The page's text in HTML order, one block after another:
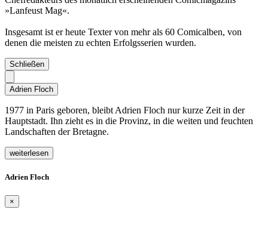
»Lanfeust Mag«.
Insgesamt ist er heute Texter von mehr als 60 Comicalben, von
denen die meisten zu echten Erfolgsserien wurden.
Schließen
Adrien Floch
1977 in Paris geboren, bleibt Adrien Floch nur kurze Zeit in der
Hauptstadt. Ihn zieht es in die Provinz, in die weiten und feuchten
Landschaften der Bretagne.
weiterlesen
Adrien Floch
×